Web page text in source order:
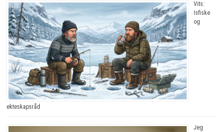
Vits:
Isfiske
og
ekteskapsråd
Jeg